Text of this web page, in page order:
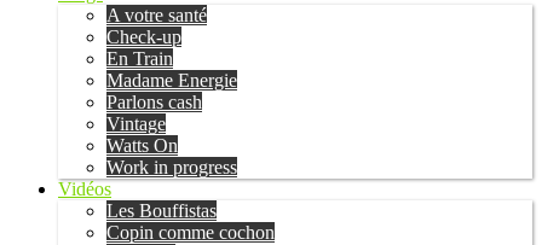
A votre santé
Check-up
En Train
Madame Energie
Parlons cash
Vintage
Watts On
Work in progress
Vidéos
Les Bouffistas
Copin comme cochon